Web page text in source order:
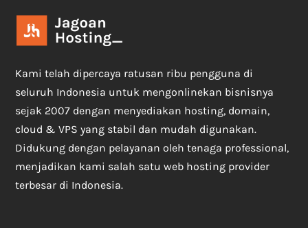
Kami telah dipercaya ratusan ribu pengguna di
seluruh Indonesia untuk mengonlinekan bisnisnya
sejak 2007 dengan menyediakan hosting, domain,
cloud & VPS yang stabil dan mudah digunakan.
Didukung dengan pelayanan oleh tenaga professional,
menjadikan kami salah satu web hosting provider
terbesar di Indonesia.